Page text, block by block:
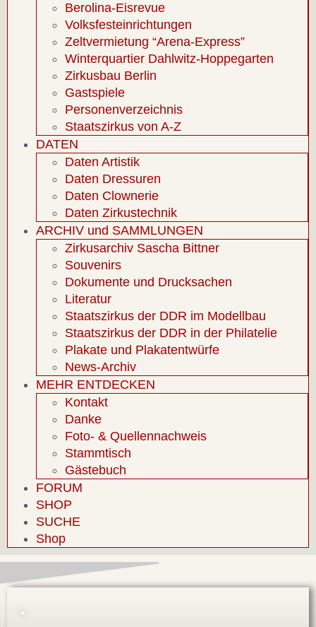
Berolina-Eisrevue
Volksfesteinrichtungen
Zeltvermietung “Arena-Express”
Winterquartier Dahlwitz-Hoppegarten
Zirkusbau Berlin
Gastspiele
Personenverzeichnis
Staatszirkus von A-Z
DATEN
Daten Artistik
Daten Dressuren
Daten Clownerie
Daten Zirkustechnik
ARCHIV und SAMMLUNGEN
Zirkusarchiv Sascha Bittner
Souvenirs
Dokumente und Drucksachen
Literatur
Staatszirkus der DDR im Modellbau
Staatszirkus der DDR in der Philatelie
Plakate und Plakatentwürfe
News-Archiv
MEHR ENTDECKEN
Kontakt
Danke
Foto- & Quellennachweis
Stammtisch
Gästebuch
FORUM
SHOP
SUCHE
Shop